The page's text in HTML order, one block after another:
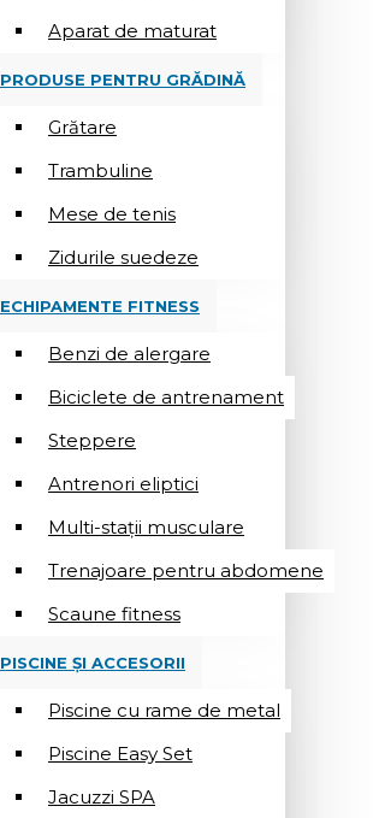
Aparat de maturat
PRODUSE PENTRU GRĂDINĂ
Grătare
Trambuline
Mese de tenis
Zidurile suedeze
ECHIPAMENTE FITNESS
Benzi de alergare
Biciclete de antrenament
Steppere
Antrenori eliptici
Multi-stații musculare
Trenajoare pentru abdomene
Scaune fitness
PISCINE ȘI ACCESORII
Piscine cu rame de metal
Piscine Easy Set
Jacuzzi SPA